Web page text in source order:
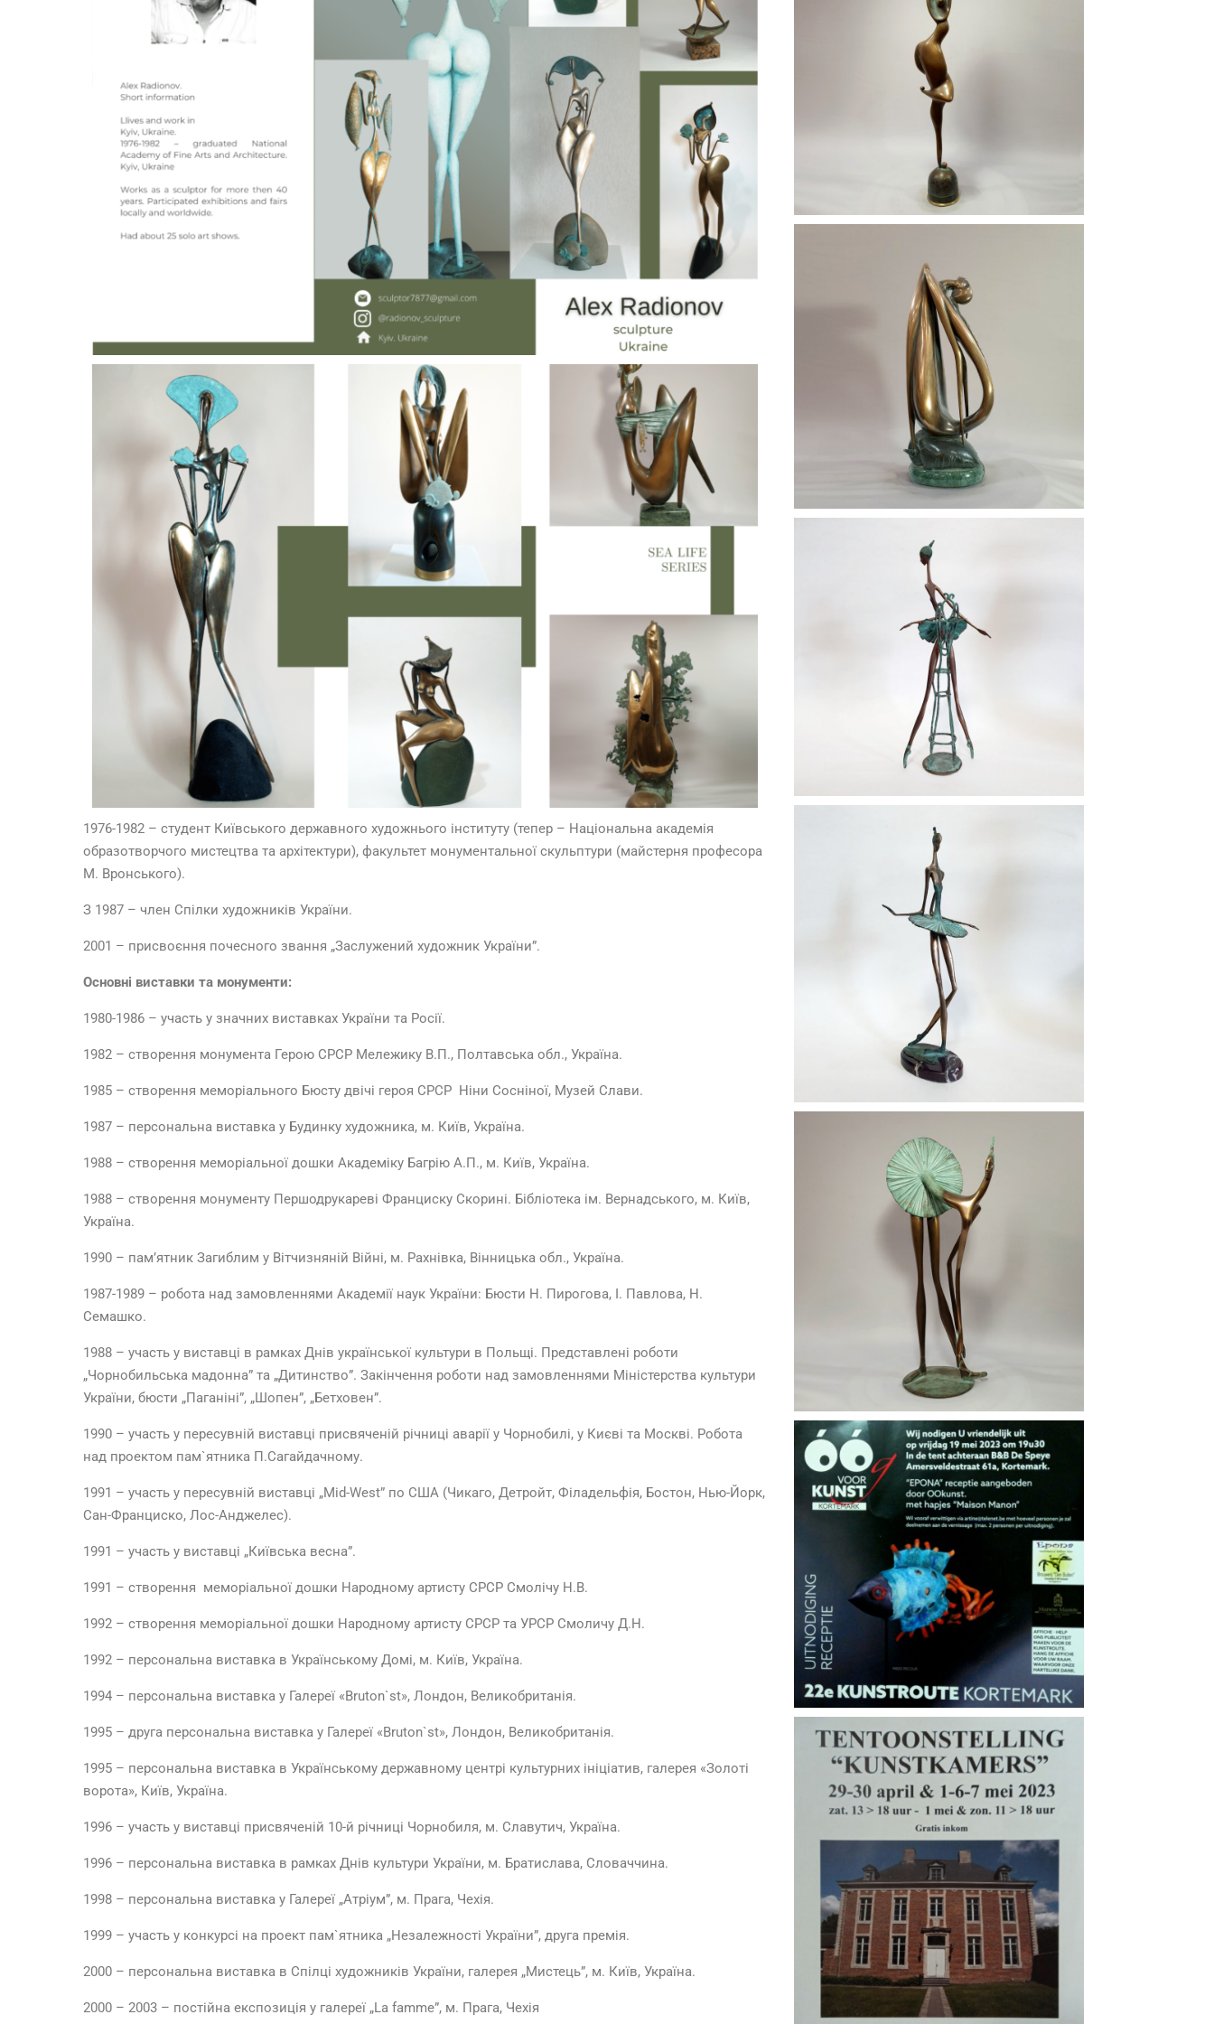
1976-1982 – студент Киïвського державного художнього iнституту (тепер – Нацiональна академiя
образотворчого мистецтва та архiтектури), факультет монументальноï скульптури (майстерня професора
М. Вронського).
З 1987 – член Спiлки художникiв Украïни.
2001 – присвоєння почесного звання „Заслужений художник України”.
Основні виставки та монументи:
1980-1986 – участь у значних виставках України та Росії.
1982 – створення монумента Герою СРСР Мележику В.П., Полтавська обл., Україна.
1985 – створення меморіального Бюсту двічі героя СРСР Ніни Сосніної, Музей Слави.
1987 – персональна виставка у Будинку художника, м. Київ, Україна.
1988 – створення меморіальної дошки Академіку Багрію А.П., м. Київ, Україна.
1988 – створення монументу Першодрукареві Франциску Скорині. Бібліотека ім. Вернадського, м. Київ,
Україна.
1990 – пам’ятник Загиблим у Вітчизняній Війні, м. Рахнівка, Вінницька обл., Україна.
1987-1989 – робота над замовленнями Академії наук України: Бюсти Н. Пирогова, І. Павлова, Н.
Семашко.
1988 – участь у виставці в рамках Днів української культури в Польщі. Представлені роботи
„Чорнобильська мадонна” та „Дитинство”. Закінчення роботи над замовленнями Міністерства культури
України, бюсти „Паганіні”, „Шопен”, „Бетховен”.
1990 – участь у пересувній виставці присвяченій річниці аварії у Чорнобилі, у Києві та Москві. Робота
над проектом пам`ятника П.Сагайдачному.
1991 – участь у пересувній виставці „Mid-West” по США (Чикаго, Детройт, Філадельфія, Бостон, Нью-Йорк,
Сан-Франциско, Лос-Анджелес).
1991 – участь у виставці „Київська весна”.
1991 – створення меморіальної дошки Народному артисту СРСР Смолічу Н.В.
1992 – створення меморіальної дошки Народному артисту СРСР та УРСР Смоличу Д.Н.
1992 – персональна виставка в Украïнському Домі, м. Киïв, Україна.
1994 – персональна виставка у Галереї «Bruton`st», Лондон, Великобританiя.
1995 – друга персональна виставка у Галереї «Bruton`st», Лондон, Великобританiя.
1995 – персональна виставка в Українському державному центрі культурних ініціатив, галерея «Золотi
ворота», Киïв, Україна.
1996 – участь у виставці присвяченій 10-й рiчницi Чорнобиля, м. Славутич, Україна.
1996 – персональна виставка в рамках Днів культури України, м. Братислава, Словаччина.
1998 – персональна виставка у Галереї „Атріум”, м. Прага, Чехія.
1999 – участь у конкурсі на проект пам`ятника „Незалежності України”, друга премія.
2000 – персональна виставка в Спілці художників України, галерея „Мистець”, м. Київ, Україна.
2000 – 2003 – постійна експозиція у галереї „La famme”, м. Прага, Чехія